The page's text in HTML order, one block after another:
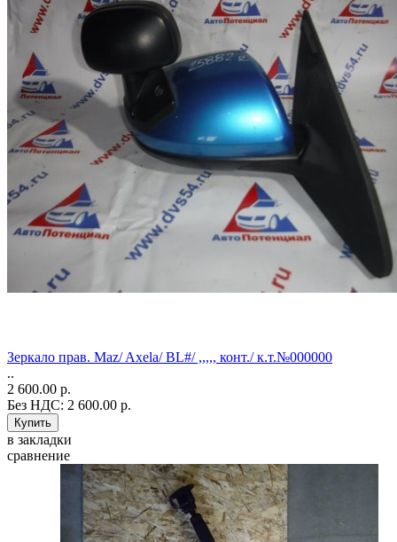
Зеркало прав. Maz/ Axela/ BL#/ ,,,,, конт./ к.т.№000000
..
2 600.00 р.
Без НДС: 2 600.00 р.
в закладки
сравнение